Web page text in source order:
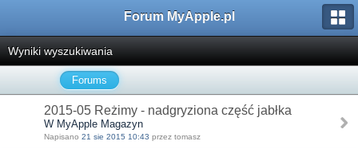
Forum MyApple.pl
Wyniki wyszukiwania
Forums
2015-05 Reżimy - nadgryziona część jabłka
W MyApple Magazyn
Napisano 21 sie 2015 10:43 przez tomasz